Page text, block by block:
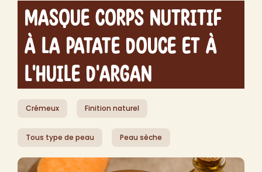
Masque Corps Nutritif
à la Patate Douce et à
l'Huile d'Argan
Crémeux Finition naturel
Tous type de peau Peau sèche